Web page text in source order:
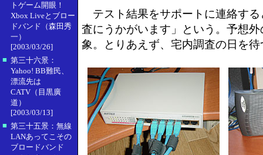
トゲーム開眼！
Xbox Liveとブロー
ドバンド（森田秀
一）
[2003/03/26]
■ 第三十六景：
Yahoo! BB難民、
漂流先は
CATV（目黒廣
道）
[2003/03/13]
■ 第三十五景：無線
LANあってこその
ブロードバンド
テスト結果をサポートに連絡する
査にうかがいます」という。予想
象。とりあえず、宅内調査の日を